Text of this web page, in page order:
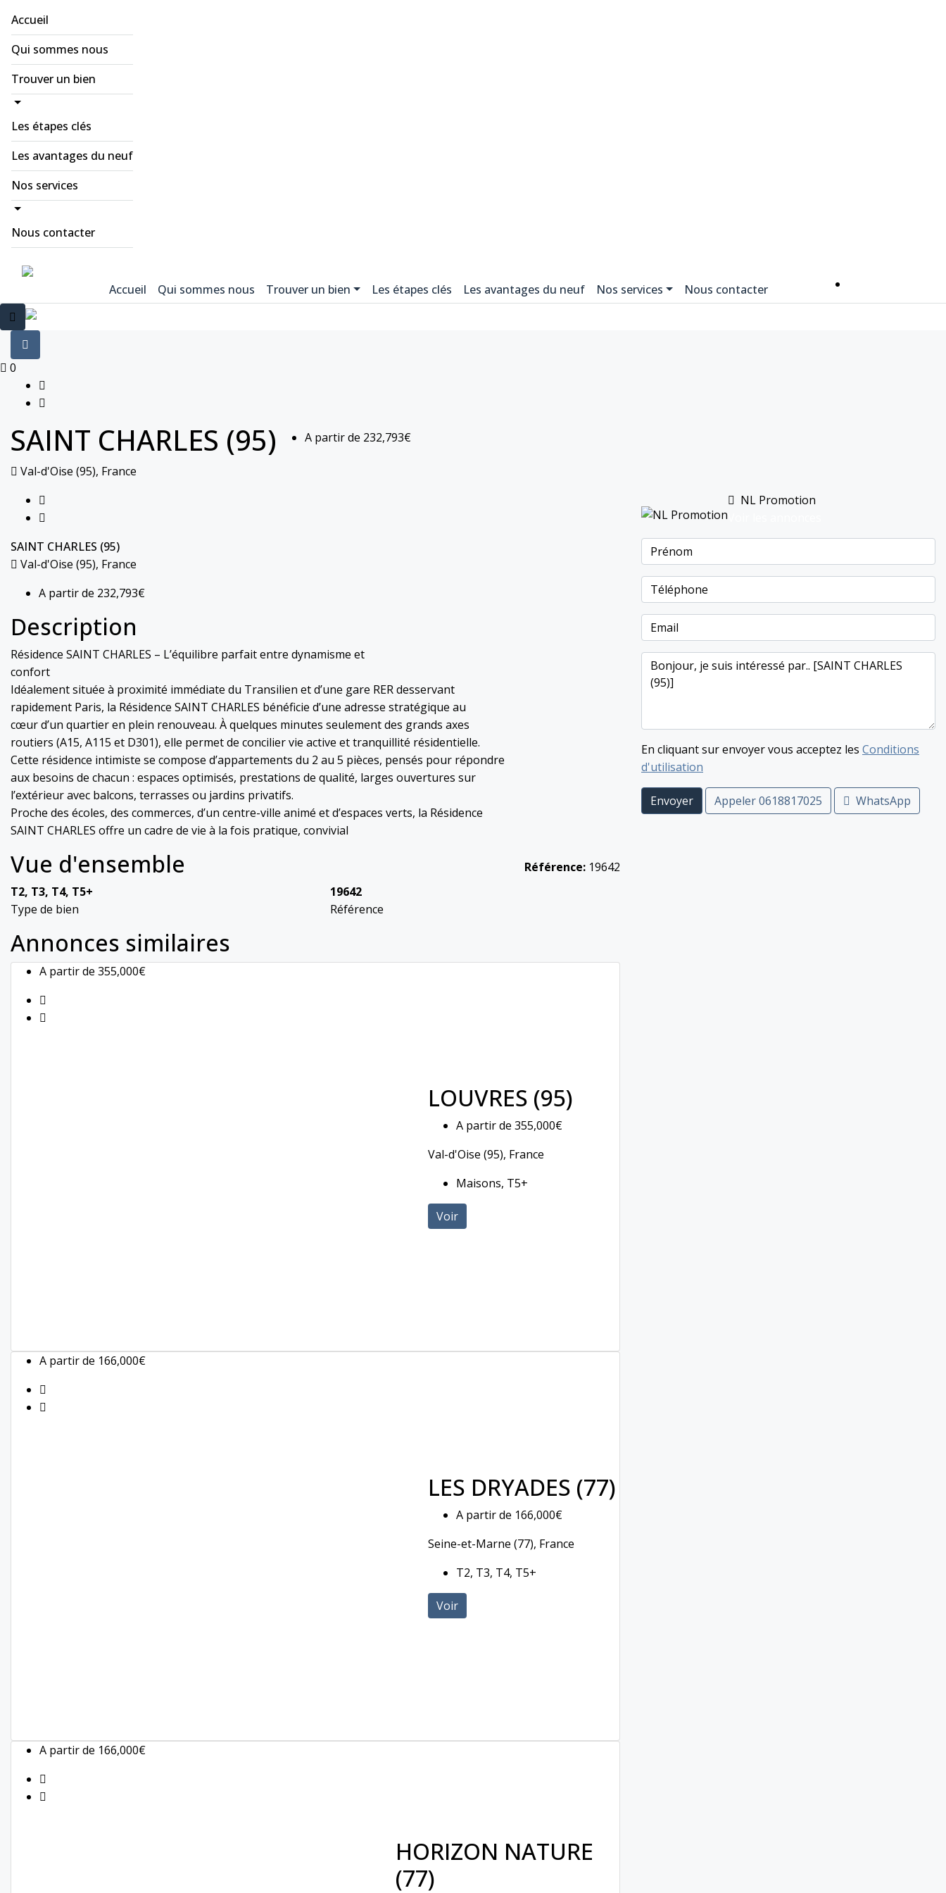
Accueil
Qui sommes nous
Trouver un bien
Les étapes clés
Les avantages du neuf
Nos services
Nous contacter
Accueil Qui sommes nous Trouver un bien Les étapes clés Les avantages du neuf Nos services Nous contacter
0
SAINT CHARLES (95) A partir de 232,793€
Val-d'Oise (95), France
SAINT CHARLES (95)
Val-d'Oise (95), France
A partir de 232,793€
Description
Résidence SAINT CHARLES – L’équilibre parfait entre dynamisme et
confort
Idéalement située à proximité immédiate du Transilien et d’une gare RER desservant
rapidement Paris, la Résidence SAINT CHARLES bénéficie d’une adresse stratégique au
cœur d’un quartier en plein renouveau. À quelques minutes seulement des grands axes
routiers (A15, A115 et D301), elle permet de concilier vie active et tranquillité résidentielle.
Cette résidence intimiste se compose d’appartements du 2 au 5 pièces, pensés pour répondre
aux besoins de chacun : espaces optimisés, prestations de qualité, larges ouvertures sur
l’extérieur avec balcons, terrasses ou jardins privatifs.
Proche des écoles, des commerces, d’un centre-ville animé et d’espaces verts, la Résidence
SAINT CHARLES offre un cadre de vie à la fois pratique, convivial
Vue d'ensemble Référence: 19642
T2, T3, T4, T5+
Type de bien
19642
Référence
Annonces similaires
A partir de 355,000€
LOUVRES (95)
A partir de 355,000€
Val-d'Oise (95), France
Maisons, T5+
Voir
A partir de 166,000€
LES DRYADES (77)
A partir de 166,000€
Seine-et-Marne (77), France
T2, T3, T4, T5+
Voir
A partir de 166,000€
HORIZON NATURE
(77)
NL Promotion
En cliquant sur envoyer vous acceptez les Conditions
d'utilisation
Envoyer Appeler0618817025 WhatsApp